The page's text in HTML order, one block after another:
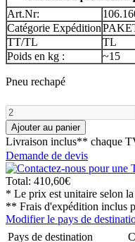
Art.Nr:
Catégorie Expédition
TT/TL
TL
Poids en kg :
~15
Pneu rechapé
Livraison inclus** chaque
Demande de devis
Total: 410,60€
* Le prix est unitaire selon
** Frais d'expédition inclus
Modifier le pays de
Pays de destination